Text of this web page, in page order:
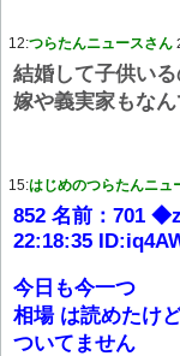
12:つらたんニュースさん
結婚して子供い
嫁や義実家もな
15:はじめのつらたんニュ
852 名前：701
22:18:35
今日も今一つ
相場 は読めたけ
ついてません